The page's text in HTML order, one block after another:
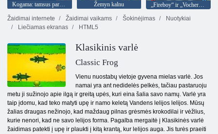
Kogama: tamsus parkuras Žemyn kalnu
„Fireboy“ ir „Vochergirl 4“: „Crystal Temple“
Žaidimai internete
Žaidimai vaikams Šokinėjimas
Nuotykiai
Liečiamas ekranas
HTML5
Klasikinis varlė
Classic Frog
Vienu nuostabų vietoje gyvena mielas varlė. Jos
namai yra ant nedidelės pelkės, tačiau pastaruoju
metu ji sužinojo apie ilgą ir greitą upės, kuri eina šalia savo namų. Varlė yra
taip įdomu, kad teko matyti upę ir namo keletą Vandens lelijos lelijos. Mūsų
žalias draugas nežinojo, kad maždaug pilnas grėsmės krokodilai ir vėžlius,
kurie nenori, kad ne savo lelijos forma. Pagalba mergaitė į Klasikinės varlė
žaidimas patekti į upę ir plaukti į kitą krantą, kur lelijos auga. Jis turės praeiti